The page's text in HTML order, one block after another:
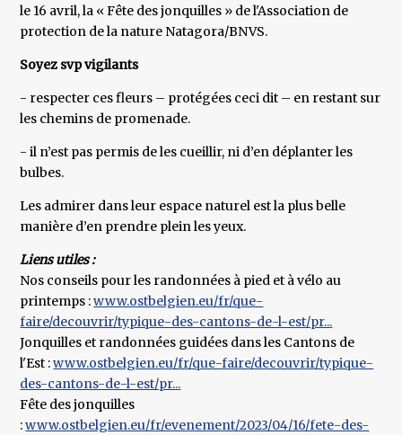
le 16 avril, la « Fête des jonquilles » de l'Association de
protection de la nature Natagora/BNVS.
Soyez svp vigilants
- respecter ces fleurs – protégées ceci dit – en restant sur
les chemins de promenade.
- il n’est pas permis de les cueillir, ni d’en déplanter les
bulbes.
Les admirer dans leur espace naturel est la plus belle
manière d’en prendre plein les yeux.
Liens utiles :
Nos conseils pour les randonnées à pied et à vélo au
printemps :www.ostbelgien.eu/fr/que-
faire/decouvrir/typique-des-cantons-de-l-est/pr...
Jonquilles et randonnées guidées dans les Cantons de
l'Est :www.ostbelgien.eu/fr/que-faire/decouvrir/typique-
des-cantons-de-l-est/pr...
Fête des jonquilles
:www.ostbelgien.eu/fr/evenement/2023/04/16/fete-des-